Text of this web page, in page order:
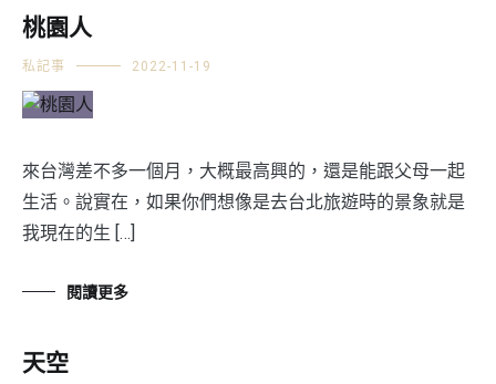
桃園人
私記事 2022-11-19
來台灣差不多一個月，大概最高興的，還是能跟父母一起
生活。說實在，如果你們想像是去台北旅遊時的景象就是
我現在的生 […]
閱讀更多
天空